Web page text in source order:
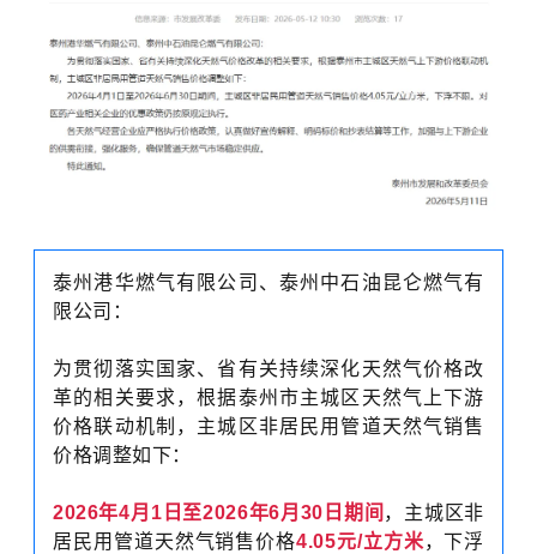
泰州港华燃气有限公司、泰州中石油昆仑燃气有
限公司：
为贯彻落实国家、省有关持续深化天然气价格改
革的相关要求，根据泰州市主城区天然气上下游
价格联动机制，主城区非居民用管道天然气销售
价格调整如下：
2026年4月1日至2026年6月30日期间 ，主城区非
居民用管道天然气销售价格4.05元/立方米，下浮